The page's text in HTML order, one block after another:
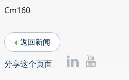
Cm160
返回新闻
分享这个页面